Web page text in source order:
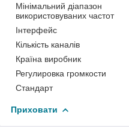
Мінімальний діапазон
використовуваних частот
Інтерфейс
Кількість каналів
Країна виробник
Регулировка громкости
Стандарт
Приховати